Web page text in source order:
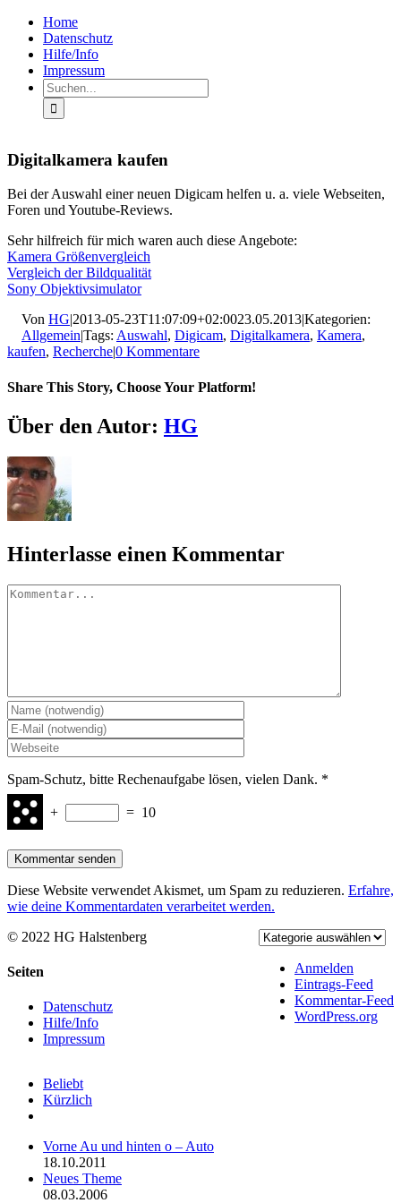
Zum
Inhalt
springen
FacebookHome
Datenschutz
Hilfe/Info
Impressum
Suche
nach:
Digitalkamera kaufen
Bei der Auswahl einer neuen Digicam helfen u. a. viele Webseiten,
Foren und Youtube-Reviews.
Sehr hilfreich für mich waren auch diese Angebote:
Kamera Größenvergleich
Vergleich der Bildqualität
Sony Objektivsimulator
Von HG|2013-05-23T11:07:09+02:0023.05.2013|Kategorien:
Allgemein|Tags: Auswahl, Digicam, Digitalkamera, Kamera,
kaufen, Recherche|0 Kommentare
Share This Story, Choose Your Platform!
Facebook
X
LinkedIn
Pinterest
E-
Mail
Über den Autor: HG
Hinterlasse einen Kommentar
Kommentar
Spam-Schutz, bitte Rechenaufgabe lösen, vielen Dank. *
+ = 10
Diese Website verwendet Akismet, um Spam zu reduzieren. Erfahre,
wie deine Kommentardaten verarbeitet werden.
Anmelden
Eintrags-Feed
Kommentar-Feed
WordPress.org
© 2022 HG Halstenberg
Toggle
Area
Seiten
Datenschutz
Hilfe/Info
Impressum
Beliebt
Kürzlich
Vorne Au und hinten o – Auto
18.10.2011
Neues Theme
08.03.2006